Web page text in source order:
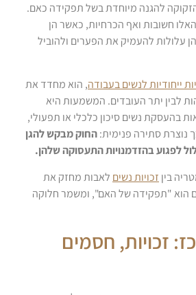
להגנה מיוחדת בשל תפקידה כאם.
חשובות ואף הכרחיות, כאשר הן
עלולות להעמיק את הפערים ולהוביל
ייחודיות לנשים בעבודה, הוא מחדד את
לבין יתר העובדים. המשמעות היא
בהעסקת נשים סיכון כלכלי או תפעולי,
נוצרת סתירה פנימית:החוק מבקש להגן
לפגוע בהזדמנויות התעסוקה שלהן.
בין זכויות נשים לאבות מחזק את
הוא "תפקידה של האם", ומשמר חלוקה
זכויות, חסמים